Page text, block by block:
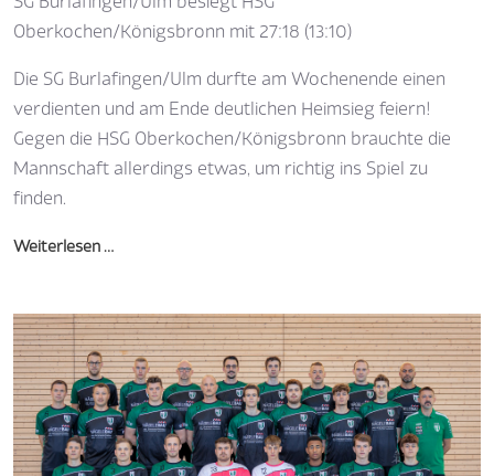
Oberkochen/Königsbronn mit 27:18 (13:10)
Die SG Burlafingen/Ulm durfte am Wochenende einen
verdienten und am Ende deutlichen Heimsieg feiern!
Gegen die HSG Oberkochen/Königsbronn brauchte die
Mannschaft allerdings etwas, um richtig ins Spiel zu
finden.
Weiterlesen …